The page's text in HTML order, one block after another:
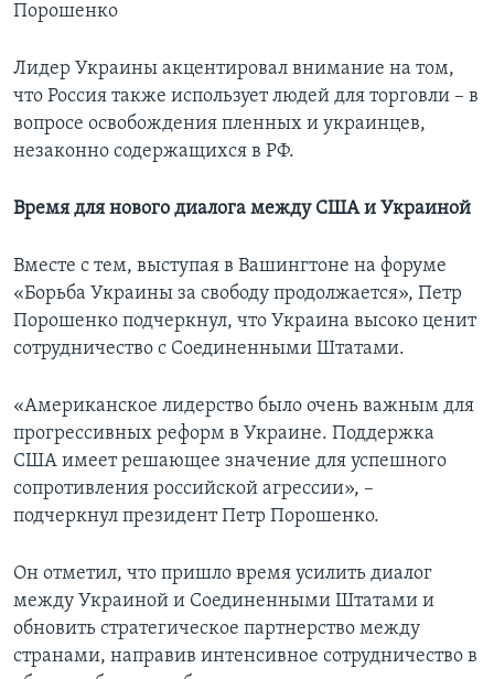
Порошенко
Лидер Украины акцентировал внимание на том,
что Россия также использует людей для торговли – в
вопросе освобождения пленных и украинцев,
незаконно содержащихся в РФ.
Время для нового диалога между США и Украиной
Вместе с тем, выступая в Вашингтоне на форуме
«Борьба Украины за свободу продолжается», Петр
Порошенко подчеркнул, что Украина высоко ценит
сотрудничество с Соединенными Штатами.
«Американское лидерство было очень важным для
прогрессивных реформ в Украине. Поддержка
США имеет решающее значение для успешного
сопротивления российской агрессии», –
подчеркнул президент Петр Порошенко.
Он отметил, что пришло время усилить диалог
между Украиной и Соединенными Штатами и
обновить стратегическое партнерство между
странами, направив интенсивное сотрудничество в